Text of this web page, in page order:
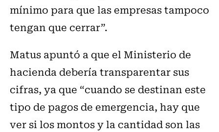
mínimo para que las empresas tampoco
tengan que cerrar”.
Matus apuntó a que el Ministerio de
hacienda debería transparentar sus
cifras, ya que “cuando se destinan este
tipo de pagos de emergencia, hay que
ver si los montos y la cantidad son las